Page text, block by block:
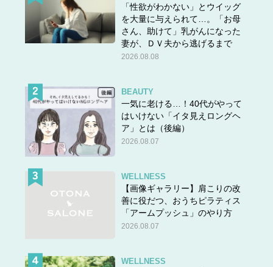
「性欲がわかない」とウイッグ
を大量に与えられて…。「お母
さん、助けて」乳がんになった
妻が、ＤＶ夫から逃げるまで
2026.08.08
BEAUTY
一気に老ける…！40代がやって
はいけない「イタ見えロングヘ
ア」とは（後編）
2026.08.07
WELLNESS
【画像ギャラリー】肩こりの改
善に役だつ、おうちピラティス
「アームプッシュ」のやり方
2026.08.07
WELLNESS